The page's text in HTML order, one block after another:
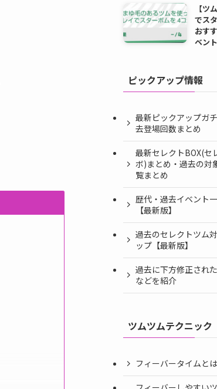
【ツ
でス
おす
ベン
ピックアップ情報
最新ピックアップガ
去登場回数まとめ
最新セレクトBOX(セ
ボ)まとめ・過去の対
覧まとめ
歴代・過去イベント
【最新版】
過去のセレクトツム
ップ【最新版】
過去に下方修正され
などを紹介
ツムツムテクニック
フィーバータイムとは